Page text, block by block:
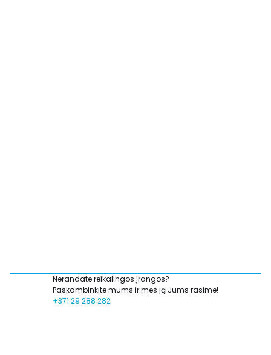
Nerandate reikalingos įrangos?
Paskambinkite mums ir mes ją Jums rasime!
+371 29 288 282